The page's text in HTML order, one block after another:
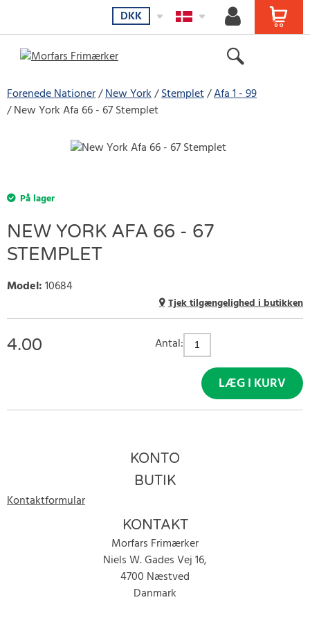
DKK
Forenede Nationer New York Stemplet Afa 1 - 99
New York Afa 66 - 67 Stemplet
På lager
NEW YORK AFA 66 - 67
STEMPLET
Model:10684
Tjek tilgængelighed i butikken
4.00 Antal:
LÆG I KURV
KONTO
BUTIK
Kontaktformular
KONTAKT
Morfars Frimærker
Niels W. Gades Vej 16,
4700 Næstved
Danmark